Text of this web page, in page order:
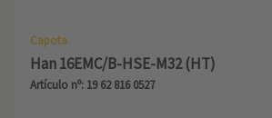
Capota
Han 16EMC/B-HSE-M32 (HT)
Artículo nº: 19 62 816 0527